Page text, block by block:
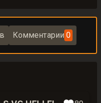
Комментарии 0